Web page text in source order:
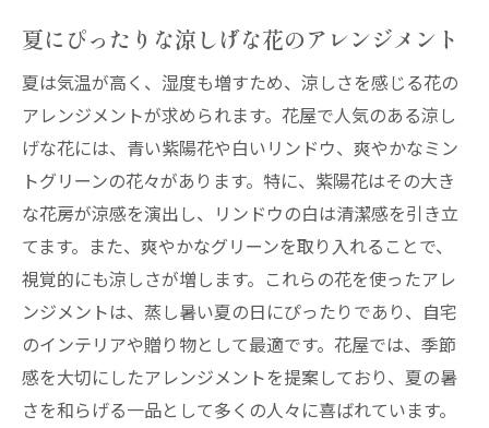
夏にぴったりな涼しげな花のアレンジメント
夏は気温が高く、湿度も増すため、涼しさを感じる花の
アレンジメントが求められます。花屋で人気のある涼し
げな花には、青い紫陽花や白いリンドウ、爽やかなミン
トグリーンの花々があります。特に、紫陽花はその大き
な花房が涼感を演出し、リンドウの白は清潔感を引き立
てます。また、爽やかなグリーンを取り入れることで、
視覚的にも涼しさが増します。これらの花を使ったアレ
ンジメントは、蒸し暑い夏の日にぴったりであり、自宅
のインテリアや贈り物として最適です。花屋では、季節
感を大切にしたアレンジメントを提案しており、夏の暑
さを和らげる一品として多くの人々に喜ばれています。